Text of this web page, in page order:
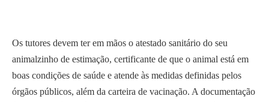
Os tutores devem ter em mãos o atestado sanitário do seu
animalzinho de estimação, certificante de que o animal está em
boas condições de saúde e atende às medidas definidas pelos
órgãos públicos, além da carteira de vacinação. A documentação